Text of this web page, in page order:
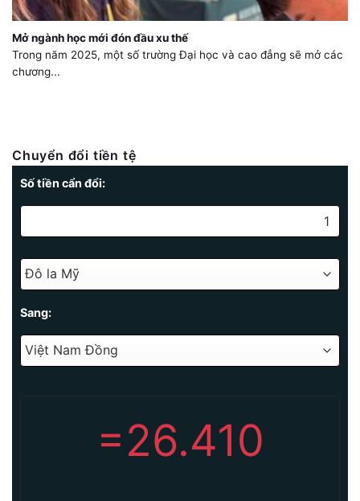
Mở ngành học mới đón đầu xu thế
Trong năm 2025, một số trường Đại học và cao đẳng sẽ mở các
chương...
Chuyển đổi tiền tệ
Số tiền cẩn đổi:
Sang:
=26.410